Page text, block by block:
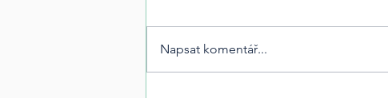
Napsat komentář...